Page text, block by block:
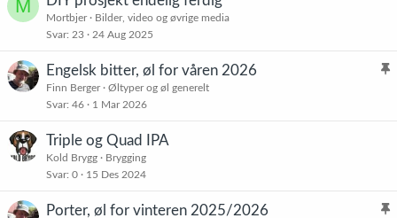
M
Mortbjer
Bilder, video og øvrige media
Svar 23 24 Aug 2025
K
Engelsk bitter, øl for våren 2026
Finn Berger
Øltyper og øl generelt
Svar 46 1 Mar 2026
Triple og Quad IPA
Kold Brygg
Brygging
Svar 0 15 Des 2024
K
Porter, øl for vinteren 2025/2026